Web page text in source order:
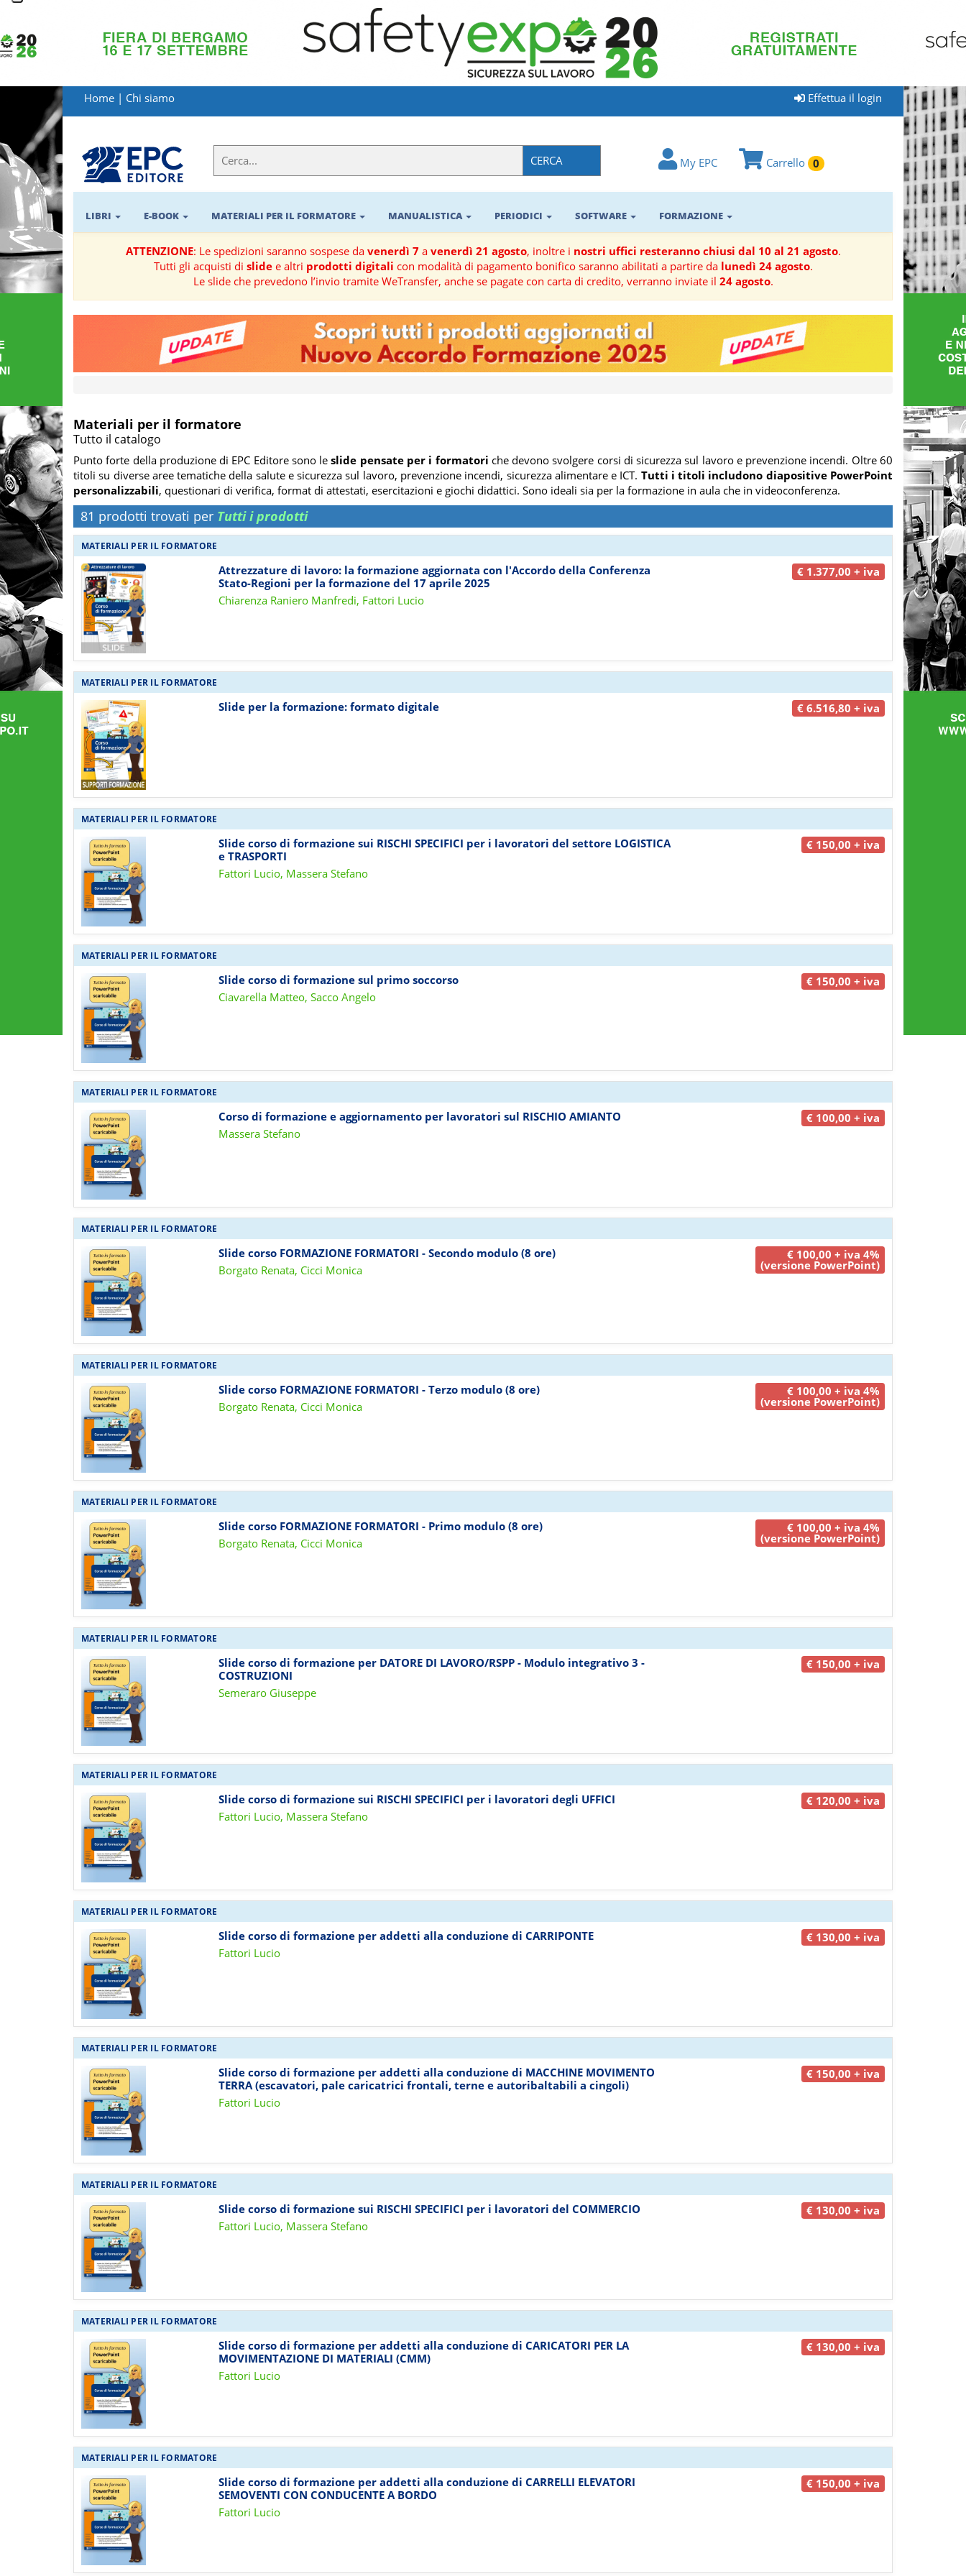
LIBRI
MATERIALI
PER
IL
FORMATORE
E-
BOOK
RIVISTE
MANUALISTICA
SOFTWARE
TEMATICHE
Home | Chi siamo Effettua il login
CERCA My EPC Carrello 0
LIBRI E-BOOK MATERIALI PER IL FORMATORE MANUALISTICA PERIODICI SOFTWARE FORMAZIONE
ATTENZIONE: Le spedizioni saranno sospese da venerdì 7a venerdì 21 agosto, inoltre i nostri uffici resteranno chiusi dal 10 al 21 agosto.
Tutti gli acquisti di slidee altri prodotti digitali con modalità di pagamento bonifico saranno abilitati a partire da lunedì 24 agosto.
Le slide che prevedono l’invio tramite WeTransfer, anche se pagate con carta di credito, verranno inviate il 24 agosto.
Materiali per il formatore
Tutto il catalogo
Punto forte della produzione di EPC Editore sono leslide pensate per i formatori che devono svolgere corsi di sicurezza sul lavoro e prevenzione incendi. Oltre 60
titoli su diverse aree tematiche della salute e sicurezza sul lavoro, prevenzione incendi, sicurezza alimentare e ICT. Tutti i titoli includono diapositive PowerPoint
personalizzabili, questionari di verifica, format di attestati, esercitazioni e giochi didattici. Sono ideali sia per la formazione in aula che in videoconferenza.
81 prodotti trovati per Tutti i prodotti
MATERIALI PER IL FORMATORE
Attrezzature di lavoro: la formazione aggiornata con l'Accordo della Conferenza
Stato-Regioni per la formazione del 17 aprile 2025
Chiarenza Raniero Manfredi, Fattori Lucio
€ 1.377,00 + iva
MATERIALI PER IL FORMATORE
Slide per la formazione: formato digitale € 6.516,80 + iva
MATERIALI PER IL FORMATORE
Slide corso di formazione sui RISCHI SPECIFICI per i lavoratori del settore LOGISTICA
e TRASPORTI
Fattori Lucio, Massera Stefano
€ 150,00 + iva
MATERIALI PER IL FORMATORE
Slide corso di formazione sul primo soccorso
Ciavarella Matteo, Sacco Angelo
€ 150,00 + iva
MATERIALI PER IL FORMATORE
Corso di formazione e aggiornamento per lavoratori sul RISCHIO AMIANTO
Massera Stefano
€ 100,00 + iva
MATERIALI PER IL FORMATORE
Slide corso FORMAZIONE FORMATORI - Secondo modulo (8 ore)
Borgato Renata, Cicci Monica
€ 100,00 + iva 4%
(versione PowerPoint)
MATERIALI PER IL FORMATORE
Slide corso FORMAZIONE FORMATORI - Terzo modulo (8 ore)
Borgato Renata, Cicci Monica
€ 100,00 + iva 4%
(versione PowerPoint)
MATERIALI PER IL FORMATORE
Slide corso FORMAZIONE FORMATORI - Primo modulo (8 ore)
Borgato Renata, Cicci Monica
€ 100,00 + iva 4%
(versione PowerPoint)
MATERIALI PER IL FORMATORE
Slide corso di formazione per DATORE DI LAVORO/RSPP - Modulo integrativo 3 -
COSTRUZIONI
Semeraro Giuseppe
€ 150,00 + iva
MATERIALI PER IL FORMATORE
Slide corso di formazione sui RISCHI SPECIFICI per i lavoratori degli UFFICI
Fattori Lucio, Massera Stefano
€ 120,00 + iva
MATERIALI PER IL FORMATORE
Slide corso di formazione per addetti alla conduzione di CARRIPONTE
Fattori Lucio
€ 130,00 + iva
MATERIALI PER IL FORMATORE
Slide corso di formazione per addetti alla conduzione di MACCHINE MOVIMENTO
TERRA (escavatori, pale caricatrici frontali, terne e autoribaltabili a cingoli)
Fattori Lucio
€ 150,00 + iva
MATERIALI PER IL FORMATORE
Slide corso di formazione sui RISCHI SPECIFICI per i lavoratori del COMMERCIO
Fattori Lucio, Massera Stefano
€ 130,00 + iva
MATERIALI PER IL FORMATORE
Slide corso di formazione per addetti alla conduzione di CARICATORI PER LA
MOVIMENTAZIONE DI MATERIALI (CMM)
Fattori Lucio
€ 130,00 + iva
MATERIALI PER IL FORMATORE
Slide corso di formazione per addetti alla conduzione di CARRELLI ELEVATORI
SEMOVENTI CON CONDUCENTE A BORDO
Fattori Lucio
€ 150,00 + iva